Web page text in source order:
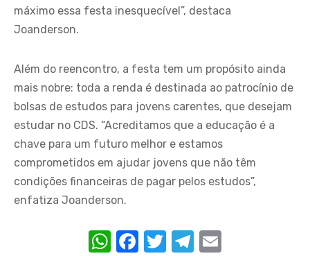
máximo essa festa inesquecível”, destaca
Joanderson.
Além do reencontro, a festa tem um propósito ainda
mais nobre: toda a renda é destinada ao patrocínio de
bolsas de estudos para jovens carentes, que desejam
estudar no CDS. “Acreditamos que a educação é a
chave para um futuro melhor e estamos
comprometidos em ajudar jovens que não têm
condições financeiras de pagar pelos estudos”,
enfatiza Joanderson.
W
F
T
T